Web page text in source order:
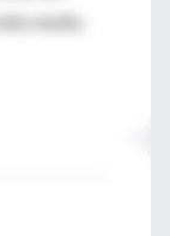
medio.